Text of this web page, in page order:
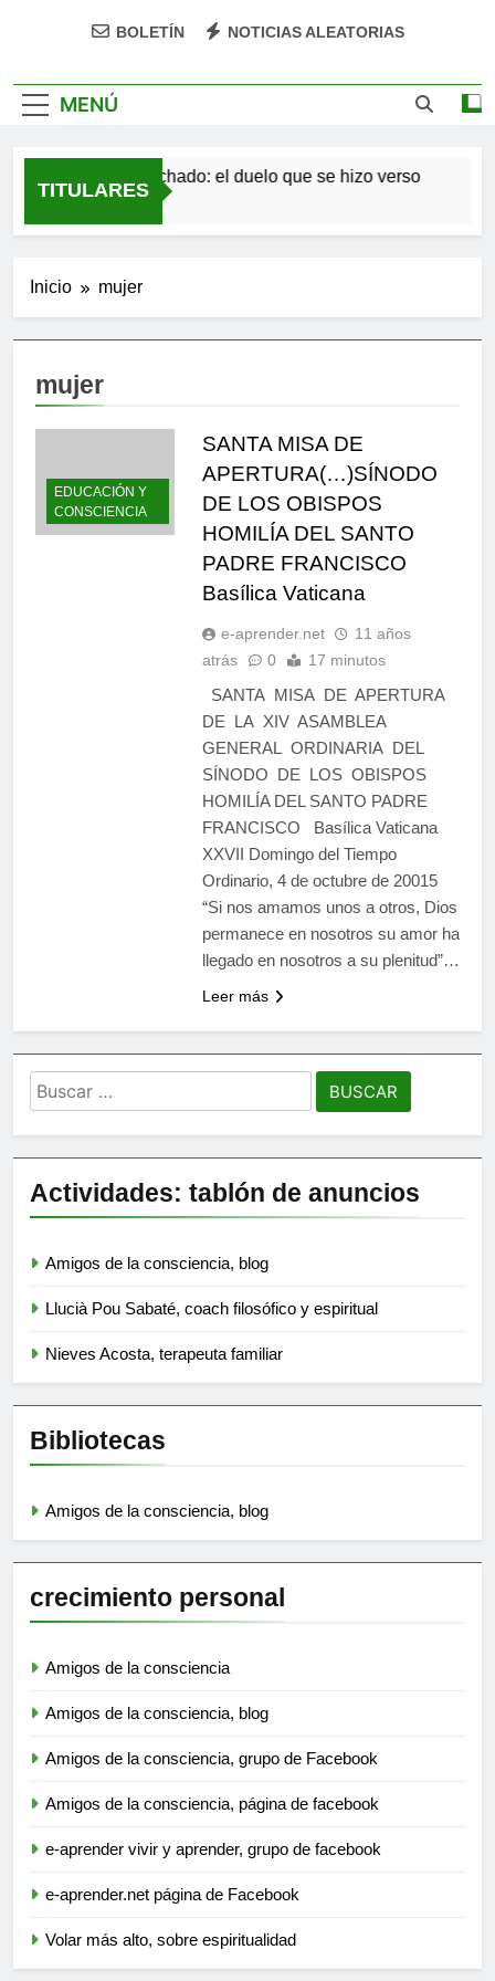
BOLETÍN NOTICIAS ALEATORIAS
MENÚ
TITULARES
Antonio Machado: el duelo que se hizo verso
Inicio mujer
mujer
EDUCACIÓN Y
CONSCIENCIA
SANTA MISA DE
APERTURA(…)SÍNODO
DE LOS OBISPOS
HOMILÍA DEL SANTO
PADRE FRANCISCO
Basílica Vaticana
e-aprender.net
11 años
atrás
0 17 minutos
SANTA MISA DE APERTURA
DE LA XIV ASAMBLEA
GENERAL ORDINARIA DEL
SÍNODO DE LOS OBISPOS
HOMILÍA DEL SANTO PADRE
FRANCISCO Basílica Vaticana
XXVII Domingo del Tiempo
Ordinario, 4 de octubre de 20015
“Si nos amamos unos a otros, Dios
permanece en nosotros su amor ha
llegado en nosotros a su plenitud”…
Leer más
Buscar:
Actividades: tablón de anuncios
Amigos de la consciencia, blog
Llucià Pou Sabaté, coach filosófico y espiritual
Nieves Acosta, terapeuta familiar
Bibliotecas
Amigos de la consciencia, blog
crecimiento personal
Amigos de la consciencia
Amigos de la consciencia, blog
Amigos de la consciencia, grupo de Facebook
Amigos de la consciencia, página de facebook
e-aprender vivir y aprender, grupo de facebook
e-aprender.net página de Facebook
Volar más alto, sobre espiritualidad